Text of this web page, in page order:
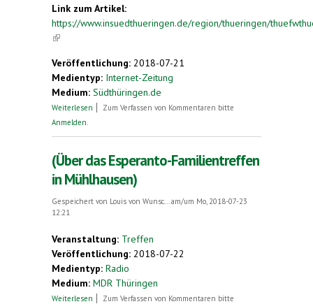
Link zum Artikel:
https://www.insuedthueringen.de/region/thueringen/
(link is external)
Veröffentlichung: 2018-07-21
Medientyp: Internet-Zeitung
Medium: Südthüringen.de
Weiterlesen über Esperanto in Mühlhausen - Familien aus
Zum Verfassen von Kommentaren bitte
Anmelden
(Über das Esperanto-Familientreffen
in Mühlhausen)
Gespeichert von Louis von Wunsc...
am/um Mo, 2018-07-23
12:21
Veranstaltung: Treffen
Veröffentlichung: 2018-07-22
Medientyp: Radio
Medium: MDR Thüringen
Weiterlesen über (Über das Esperanto-Familientreffen in
Zum Verfassen von Kommentaren bitte